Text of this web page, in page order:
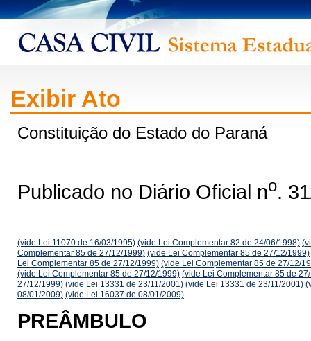
Exibir Ato
Constituição do Estado do Paraná
Publicado no Diário Oficial no.
(vide Lei 11070 de 16/03/1995) (vide Lei Complementar 82 de 24/06/1998)
Complementar 85 de 27/12/1999) (vide Lei Complementar 85 de 27/12/1999)
Lei Complementar 85 de 27/12/1999) (vide Lei Complementar 85 de 27/12/
(vide Lei Complementar 85 de 27/12/1999) (vide Lei Complementar 85 de
27/12/1999) (vide Lei 13331 de 23/11/2001) (vide Lei 13331 de 23/11/2001)
08/01/2009) (vide Lei 16037 de 08/01/2009)
PREÂMBULO